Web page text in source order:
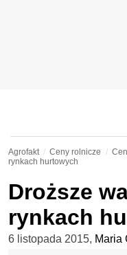
Agrofakt Ceny rolnicze
rynkach hurtowych
Droższe
rynkach
6 listopada 2015, Maria